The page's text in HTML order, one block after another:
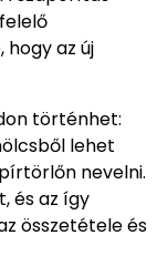
az új
történhet:
lehet
nevelni.
és az így
összetétele és